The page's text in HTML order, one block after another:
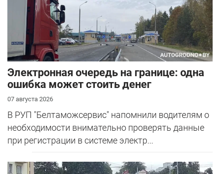
Электронная очередь на границе: одна
ошибка может стоить денег
07 августа 2026
В РУП "Белтаможсервис" напомнили водителям о
необходимости внимательно проверять данные
при регистрации в системе электр...